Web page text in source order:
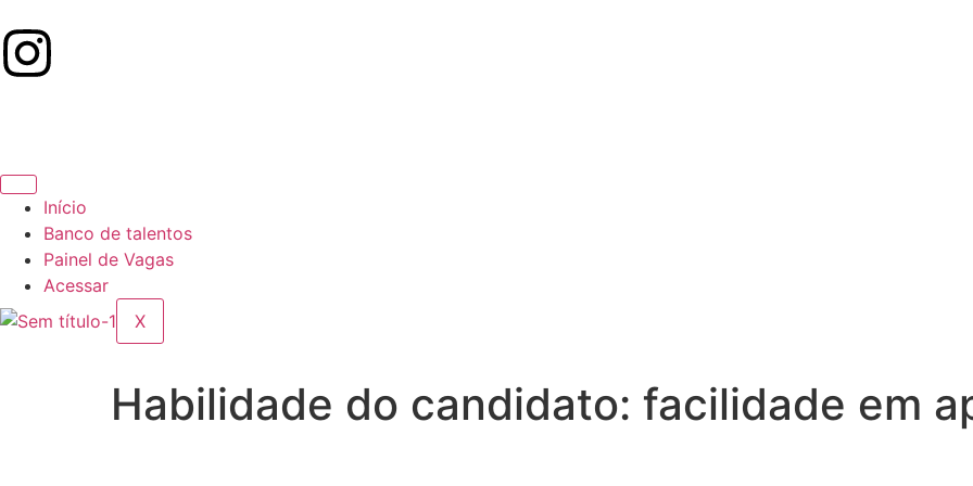
Início
Banco de talentos
Painel de Vagas
Acessar
X
Habilidade do candidato: facilidade em